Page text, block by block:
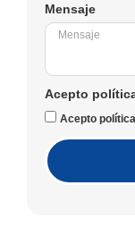
Mensaje
Acepto
Acepto